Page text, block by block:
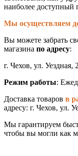
наиболее доступный
Мы осуществляем
Вы можете забрать
магазина по адресу:
г. Чехов, ул. Уездная,
Режим работы:
Доставка товаров в
адресу: г. Чехов, ул.
Мы гарантируем
чтобы вы могли как